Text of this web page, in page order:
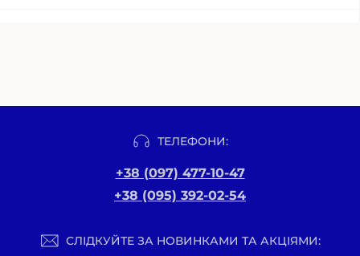
ТЕЛЕФОНИ:
+38 (097) 477-10-47
+38 (095) 392-02-54
СЛІДКУЙТЕ ЗА НОВИНКАМИ ТА АКЦІЯМИ: